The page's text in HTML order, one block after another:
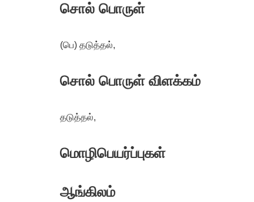
சொல் பொருள்
(பெ) தடுத்தல்,
சொல் பொருள் விளக்கம்
தடுத்தல்,
மொழிபெயர்ப்புகள்
ஆங்கிலம்